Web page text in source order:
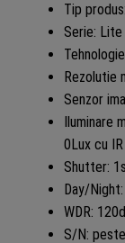
Tip
Serie: Lite
Rezolutie
Senzor
Iluminare
0Lux cu IR
Shutter:
Day/
WDR:
S/N: